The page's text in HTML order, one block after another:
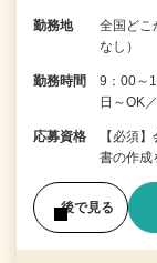
勤務地
全国どこ
なし）
勤務時間
9：00～
日～OK
応募資格
【必須
書の作成
後で見る